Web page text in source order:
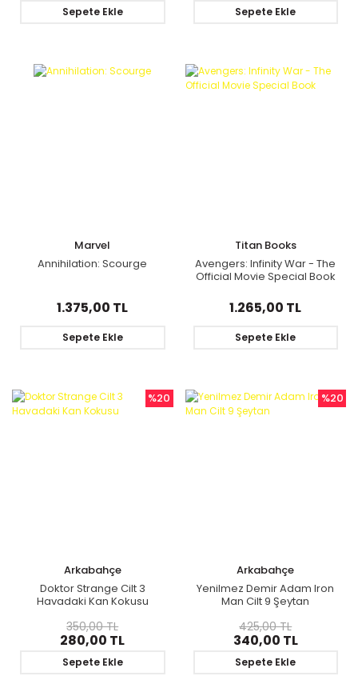
Sepete Ekle Sepete Ekle
Marvel
Annihilation: Scourge
1.375,00 TL
Sepete Ekle
Titan Books
Avengers: Infinity War - The
Official Movie Special Book
1.265,00 TL
Sepete Ekle
%20
Arkabahçe
Doktor Strange Cilt 3
Havadaki Kan Kokusu
280,00 TL
350,00 TL
Sepete Ekle
%20
Arkabahçe
Yenilmez Demir Adam Iron
Man Cilt 9 Şeytan
340,00 TL
425,00 TL
Sepete Ekle